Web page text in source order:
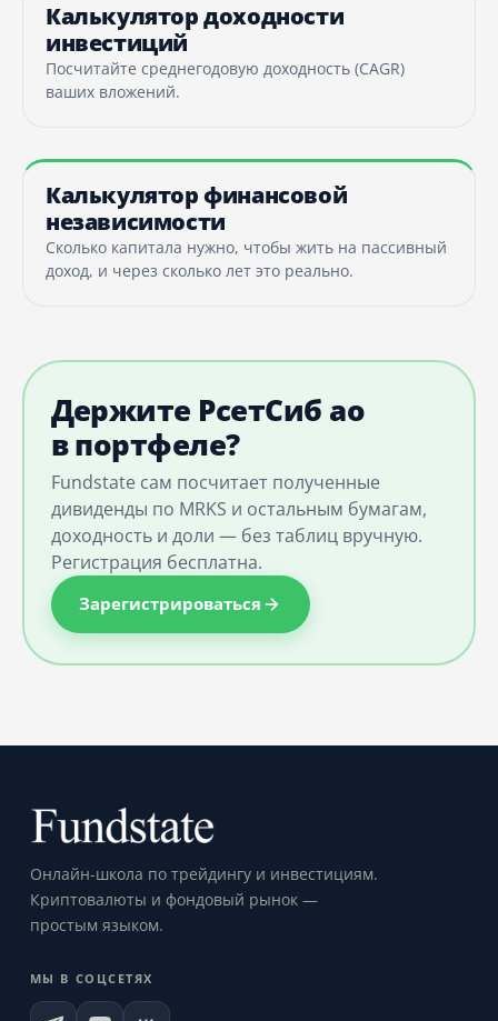
Калькулятор доходности
инвестиций
Посчитайте среднегодовую доходность (CAGR)
ваших вложений.
Калькулятор финансовой
независимости
Сколько капитала нужно, чтобы жить на пассивный
доход, и через сколько лет это реально.
Держите РсетСиб ао
в портфеле?
Fundstate сам посчитает полученные
дивиденды по MRKS и остальным бумагам,
доходность и доли — без таблиц вручную.
Регистрация бесплатна.
Зарегистрироваться
Онлайн-школа по трейдингу и инвестициям.
Криптовалюты и фондовый рынок —
простым языком.
МЫ В СОЦСЕТЯХ